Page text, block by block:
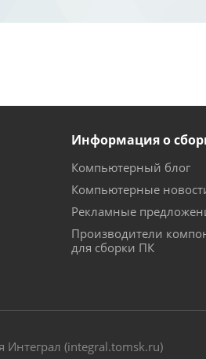
Информация о
Компьютерный блог
Компьютерные
Рекламные
Производители
для сборки ПК
(integral.tomsk.ru)